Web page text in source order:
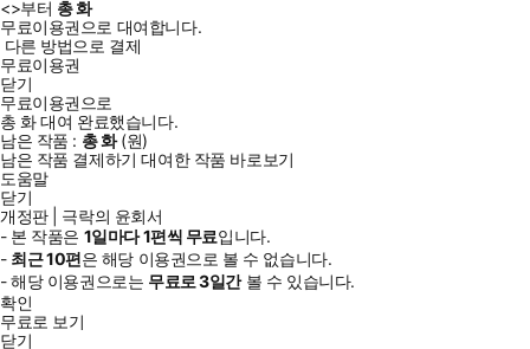
<>부터 총화
무료이용권으로 대여합니다.
다른 방법으로 결제
무료이용권
닫기
무료이용권으로
총 화대여 완료했습니다.
남은 작품 : 총화(원)
남은 작품 결제하기 대여한 작품 바로보기
도움말
닫기
개정판 | 극락의 윤회서
- 본 작품은 1일마다1편씩 무료입니다.
- 최근10편은 해당 이용권으로 볼 수 없습니다.
- 해당 이용권으로는 무료로3일간볼 수 있습니다.
확인
무료로 보기
닫기